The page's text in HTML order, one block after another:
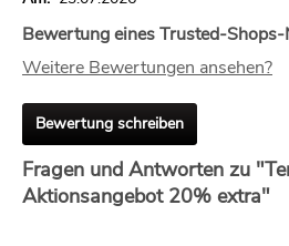
Bewertung eines Trusted-
Weitere Bewertungen ansehen?
Bewertung schreiben
Fragen und Antworten zu
Aktionsangebot 20% extra"